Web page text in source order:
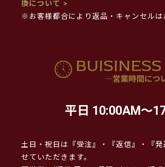
換について >
※お客様都合により返品・キャンセルは
平日 10:00AM～
土日・祝日は『受注』・『返信』・『
せていただきます。